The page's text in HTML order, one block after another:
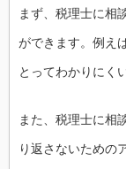
まず、税理士に相
ができます。例え
とってわかりにく
また、税理士に相
り返さないための